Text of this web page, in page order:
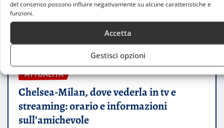
del consenso possono influire negativamente su alcune caratteristiche e
funzioni.
Accetta
Gestisci opzioni
ATTUALITÀ
Chelsea-Milan, dove vederla in tv e
streaming: orario e informazioni
sull’amichevole